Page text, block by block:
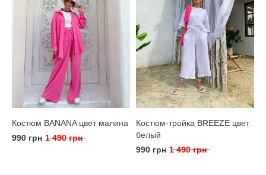
Костюм BANANA цвет малина
990 грн 1 490 грн
Костюм-тройка BREEZE цвет
белый
990 грн 1 490 грн